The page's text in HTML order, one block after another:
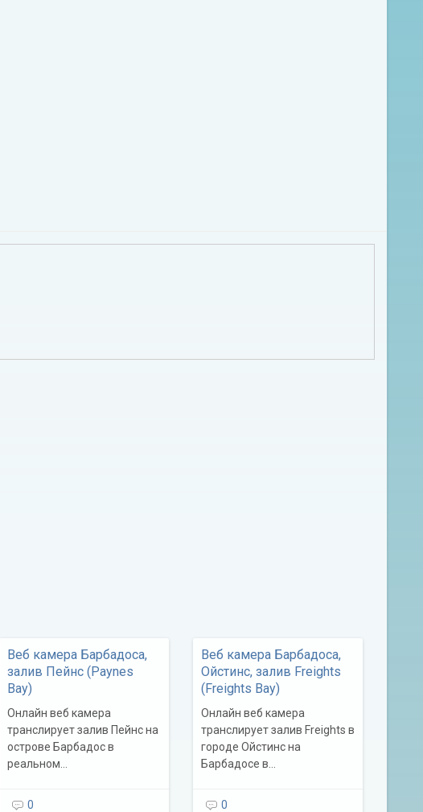
Веб камера Барбадоса,
залив Пейнс (Paynes
Bay)
Онлайн веб камера
транслирует залив Пейнс на
острове Барбадос в
реальном…
0
Веб камера Барбадоса,
Ойстинс, залив Freights
(Freights Bay)
Онлайн веб камера
транслирует залив Freights в
городе Ойстинс на
Барбадосе в…
0